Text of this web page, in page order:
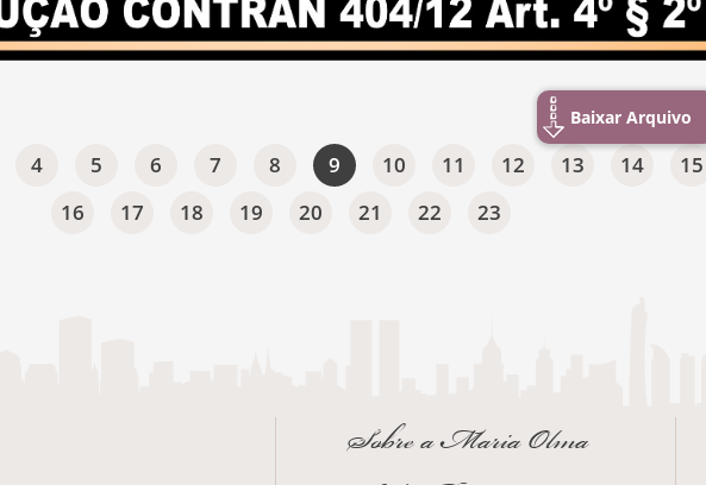
Baixar Arquivo
4 5 6 7 8 9 10 11 12 13 14
15
16
17 18 19 20 21 22 23
Sobre a Maria Olma